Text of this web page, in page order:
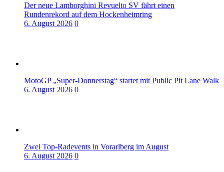
Der neue Lamborghini Revuelto SV fährt einen
Rundenrekord auf dem Hockenheimring
6. August 2026 0
MotoGP „Super-Donnerstag“ startet mit Public Pit Lane Walk
6. August 2026 0
Zwei Top-Radevents in Vorarlberg im August
6. August 2026 0